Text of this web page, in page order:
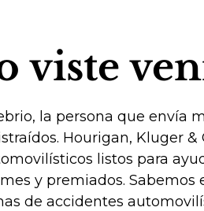
viste
la persona que envía
Hourigan, Kluger
listos para
y premiados.
de accidentes